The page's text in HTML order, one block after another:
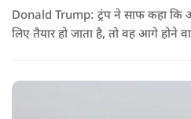
Donald Trump: ट्रंप ने साफ कहा कि अगर ईरान इस बार समझौते के
लिए तैयार हो जाता है, तो वह आगे होने